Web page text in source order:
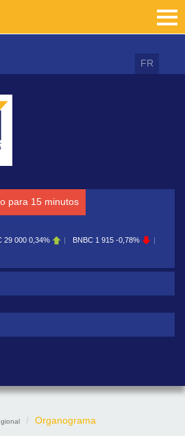
FR
para 15 minutos
29 000 0,34% BNBC 1 915 -0,78%
pesquisa
Organograma